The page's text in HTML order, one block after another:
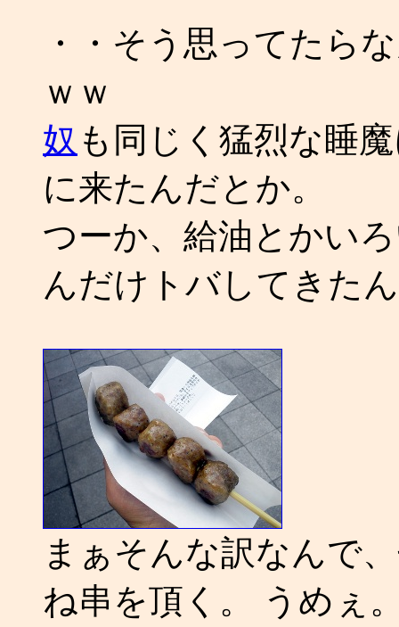
・・そう思ってたら
ｗｗ
奴 も同じく猛烈な睡
に来たんだとか。
つーか、給油とかい
んだけトバしてきた
まぁそんな訳なんで
ね串を頂く。 うめぇ